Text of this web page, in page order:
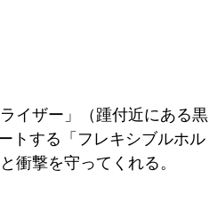
イザー」（踵付近にある黒
トする「フレキシブルホル
衝撃を守ってくれる。